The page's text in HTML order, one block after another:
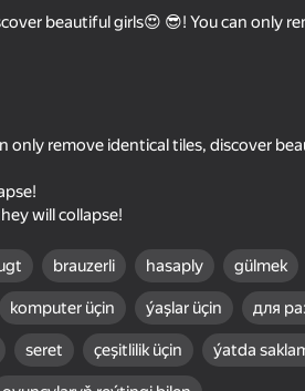
beautiful girls😍 😎! You can only
only remove identical tiles, discover
will collapse!
brauzerli hasaply gülmek
komputer üçin ýaşlar üçin для
seret çeşitlilik üçin ýatda